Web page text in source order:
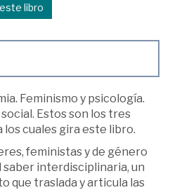
libro
Feminismo y psicología.
Estos son los tres
cuales gira este libro.
feministas y de género
interdisciplinaria, un
que traslada y articula las